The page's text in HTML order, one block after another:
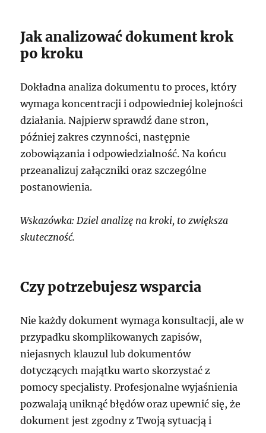
Jak analizować dokument krok
po kroku
Dokładna analiza dokumentu to proces, który
wymaga koncentracji i odpowiedniej kolejności
działania. Najpierw sprawdź dane stron,
później zakres czynności, następnie
zobowiązania i odpowiedzialność. Na końcu
przeanalizuj załączniki oraz szczególne
postanowienia.
Wskazówka: Dziel analizę na kroki, to zwiększa
skuteczność.
Czy potrzebujesz wsparcia
Nie każdy dokument wymaga konsultacji, ale w
przypadku skomplikowanych zapisów,
niejasnych klauzul lub dokumentów
dotyczących majątku warto skorzystać z
pomocy specjalisty. Profesjonalne wyjaśnienia
pozwalają uniknąć błędów oraz upewnić się, że
dokument jest zgodny z Twoją sytuacją i